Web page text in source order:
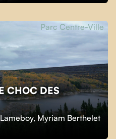
CHOC DES
, Myriam Berthelet
Parc Centre-Ville